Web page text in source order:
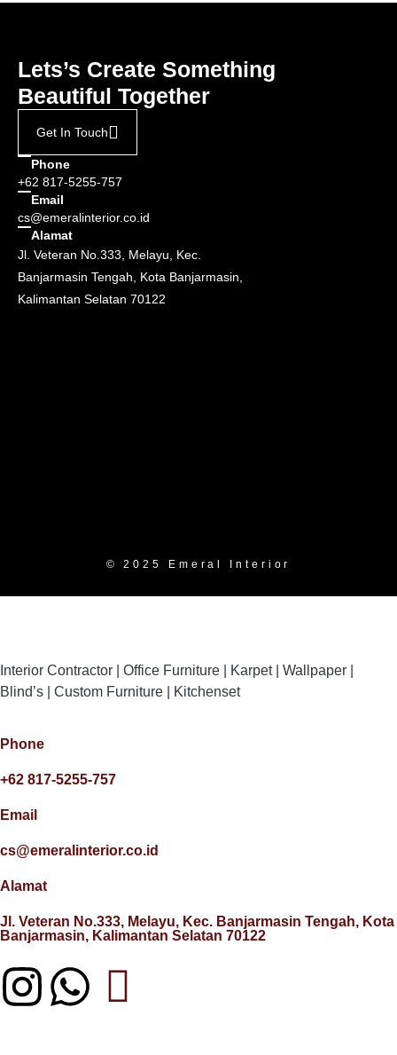
Lets’s Create Something
Beautiful Together
Get In Touch
Phone
+62 817-5255-757
Email
cs@emeralinterior.co.id
Alamat
Jl. Veteran No.333, Melayu, Kec.
Banjarmasin Tengah, Kota Banjarmasin,
Kalimantan Selatan 70122
© 2025 Emeral Interior
Interior Contractor | Office Furniture | Karpet | Wallpaper |
Blind’s | Custom Furniture | Kitchenset
Phone
+62 817-5255-757
Email
cs@emeralinterior.co.id
Alamat
Jl. Veteran No.333, Melayu, Kec. Banjarmasin Tengah, Kota
Banjarmasin, Kalimantan Selatan 70122